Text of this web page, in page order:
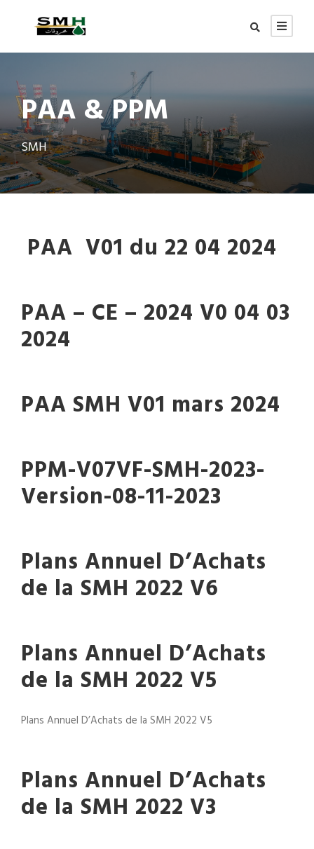
PAA & PPM
SMH
PAA V01 du 22 04 2024
PAA – CE – 2024 V0 04 03
2024
PAA SMH V01 mars 2024
PPM-V07VF-SMH-2023-
Version-08-11-2023
Plans Annuel D’Achats
de la SMH 2022 V6
Plans Annuel D’Achats
de la SMH 2022 V5
Plans Annuel D’Achats de la SMH 2022 V5
Plans Annuel D’Achats
de la SMH 2022 V3